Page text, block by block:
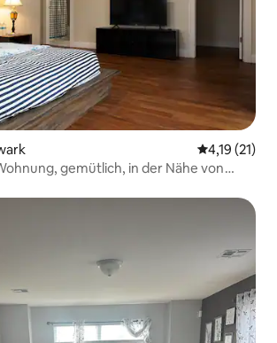
4,19 (21)
gemütlich, in der Nähe von